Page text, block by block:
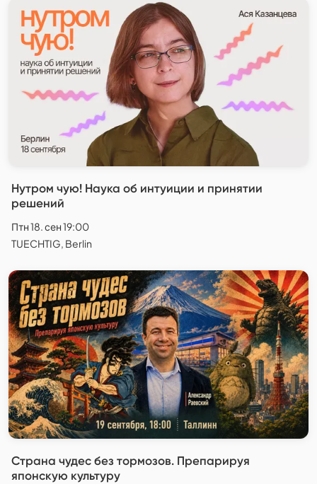
Нутром чую! Наука об интуиции и принятии
решений
Птн 18. сен 19:00
TUECHTIG, Berlin
Страна чудес без тормозов. Препарируя
японскую культуру